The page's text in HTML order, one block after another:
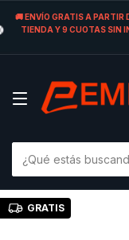
🚚 ENVÍO GRATIS A
TIENDA Y 9 CUOTAS SIN
GRATIS